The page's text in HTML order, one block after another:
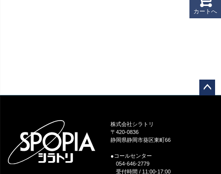
カートへ
株式会社シラトリ
〒420-0836
静岡県静岡市葵区東町66
●コールセンター
054-646-2779
受付時間 / 11:00-17:00